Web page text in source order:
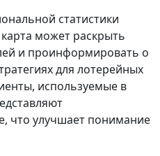
статистики
может раскрыть
и проинформировать о
для лотерейных
используемые в
что улучшает понимание